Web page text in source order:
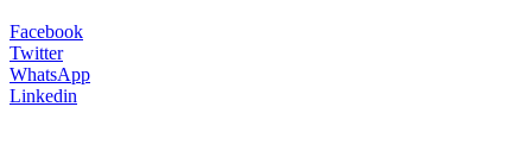
Facebook
Twitter
WhatsApp
Linkedin